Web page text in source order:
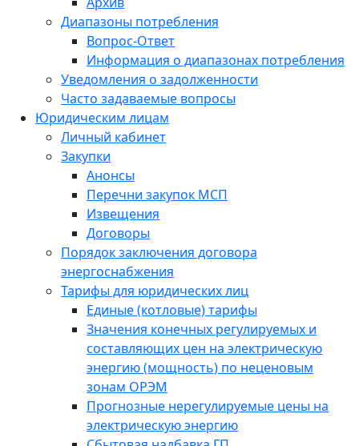
Диапазоны потребления
Вопрос-Ответ
Информация о диапазонах потребления
Уведомления о задолженности
Часто задаваемые вопросы
Юридическим лицам
Личный кабинет
Закупки
Анонсы
Перечни закупок МСП
Извещения
Договоры
Порядок заключения договора
энергоснабжения
Тарифы для юридических лиц
Единые (котловые) тарифы
Значения конечных регулируемых и
составляющих цен на электрическую
энергию (мощность) по неценовым
зонам ОРЭМ
Прогнозные нерегулируемые цены на
электрическую энергию